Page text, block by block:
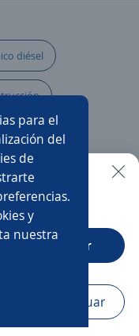
para el
del
de
y
nuestra
Favoritos
diésel
a
mantenimiento
Técnico/a electricista
la app
Abrir
Continuar